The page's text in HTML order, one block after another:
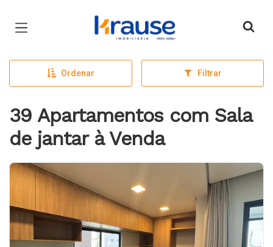
Página inicial
Ordenar Filtrar
39 Apartamentos com Sala
de jantar à Venda